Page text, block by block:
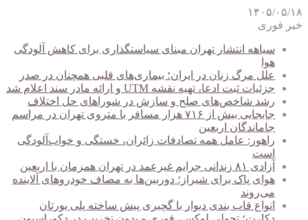
۱۴۰۵/۰۵/۱۸
خبر فوری
سیاهه انتشار تهران مبنای سیاستگذاری برای کاهش آلودگی
هوا
علل مرگ زنان در ایران؛ بیماری‌های قلبی همچنان در صدر
جزئیات ثبت ادعا، تهیه نقشه UTM و ارائه مادر سند اعلام شد
رشد شاخص‌های صلح و سازش در شوراهای حل اختلاف
جابجایی بیش از ۷۱۶ هزار مسافر با متروی تهران در مراسم
جاماندگان اربعین
راهور: عامل همه تصادفات زائران، خستگی و خواب‌آلودگی
است
آزادی ۸۱ زندانی جرایم غیرعمد در تهران همزمان با اربعین
هوای پاک برای شیراز؛ دوربین‌ها به مصاف خودروهای آلاینده
می‌روند
انواع قاب بندی دیوار با گچبری پیش ساخته پلی یورتان